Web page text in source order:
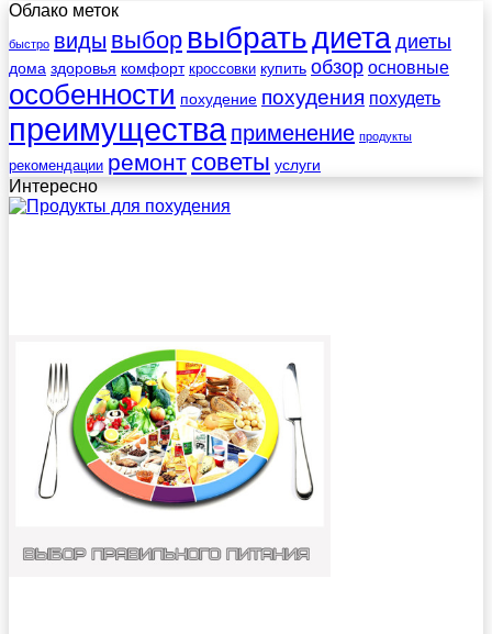
Облако меток
быстро виды выбор выбратьдиета диеты
дома здоровья комфорт кроссовки купить обзор основные
особенности похудение похудения похудеть
преимущества применение продукты
рекомендации ремонт советы услуги
Интересно